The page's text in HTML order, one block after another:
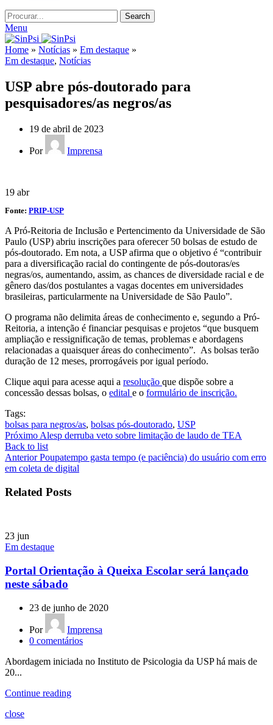
Search
Menu
Home » Notícias » Em destaque »
Em destaque, Notícias
USP abre pós-doutorado para
pesquisadores/as negros/as
19 de abril de 2023
Por Imprensa
19 abr
Fonte: PRIP-USP
A Pró-Reitoria de Inclusão e Pertencimento da Universidade de São
Paulo (USP) abriu inscrições para oferecer 50 bolsas de estudo de
pós-doutorado. Em nota, a USP afirma que o objetivo é “contribuir
para a diversificação racial do contingente de pós-doutoras/es
negras/os, aumentando, assim, as chances de diversidade racial e de
gênero das/dos postulantes a vagas docentes em universidades
brasileiras, particularmente na Universidade de São Paulo”.
O programa não delimita áreas de conhecimento e, segundo a Pró-
Reitoria, a intenção é financiar pesquisas e projetos “que busquem
ampliação e ressignificação de temas, problemas e abordagens
relacionadas a quaisquer áreas do conhecimento”. As bolsas terão
duração de 12 meses, prorrogáveis por igual período.
Clique aqui para acesse aqui a resolução que dispõe sobre a
concessão dessas bolsas, o edital e o formulário de inscrição.
Tags:
bolsas para negros/as, bolsas pós-doutorado, USP
Próximo Alesp derruba veto sobre limitação de laudo de TEA
Back to list
Anterior Poupatempo gasta tempo (e paciência) do usuário com erro
em coleta de digital
Related Posts
23 jun
Em destaque
Portal Orientação à Queixa Escolar será lançado
neste sábado
23 de junho de 2020
Por
Imprensa
0 comentários
Abordagem iniciada no Instituto de Psicologia da USP há mais de
20...
Continue reading
close